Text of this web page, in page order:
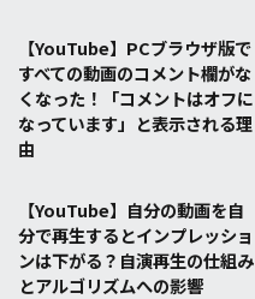
【YouTube】PCブラウザ版で
すべての動画のコメント欄がな
くなった！「コメントはオフに
なっています」と表示される理
由
【YouTube】自分の動画を自
分で再生するとインプレッショ
ンは下がる？自演再生の仕組み
とアルゴリズムへの影響